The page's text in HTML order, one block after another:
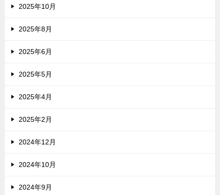
2025年10月
2025年8月
2025年6月
2025年5月
2025年4月
2025年2月
2024年12月
2024年10月
2024年9月